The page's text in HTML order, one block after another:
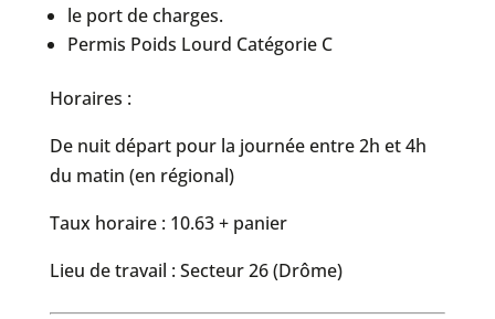
le port de charges.
Permis Poids Lourd Catégorie C
Horaires :
De nuit départ pour la journée entre 2h et 4h
du matin (en régional)
Taux horaire : 10.63 + panier
Lieu de travail : Secteur 26 (Drôme)